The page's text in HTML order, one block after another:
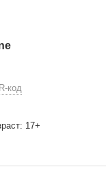
код
17+